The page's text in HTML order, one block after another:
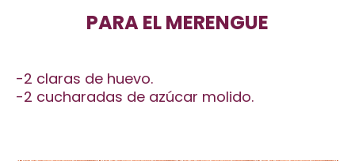
PARA EL MERENGUE
-2 claras de huevo.
-2 cucharadas de azúcar molido.